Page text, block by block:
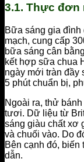
3.1. Thực
Bữa sáng gia đình
mạch, cung cấp
bữa sáng cân
kết hợp sữa chua
ngày mới tràn đầy
5 phút chuẩn bị,
Ngoài ra, thử
tươi. Dữ liệu từ
sáng giàu chất xơ
và chuối vào. Do
Bên cạnh đó,
dẫn.